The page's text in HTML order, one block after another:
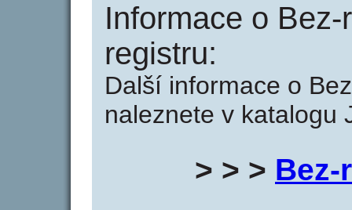
Informace o
registru:
Další informace o
naleznete v katalogu
> > >